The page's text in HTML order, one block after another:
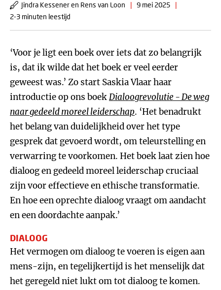
Jindra Kessener en Rens van Loon | 9 mei 2025
|
2-3 minuten leestijd
‘Voor je ligt een boek over iets dat zo belangrijk
is, dat ik wilde dat het boek er veel eerder
geweest was.’ Zo start Saskia Vlaar haar
introductie op ons boekDialoogrevolutie - De weg
naar gedeeld moreel leiderschap. ‘Het benadrukt
het belang van duidelijkheid over het type
gesprek dat gevoerd wordt, om teleurstelling en
verwarring te voorkomen. Het boek laat zien hoe
dialoog en gedeeld moreel leiderschap cruciaal
zijn voor effectieve en ethische transformatie.
En hoe een oprechte dialoog vraagt om aandacht
en een doordachte aanpak.’
DIALOOG
Het vermogen om dialoog te voeren is eigen aan
mens-zijn, en tegelijkertijd is het menselijk dat
het geregeld niet lukt om tot dialoog te komen.